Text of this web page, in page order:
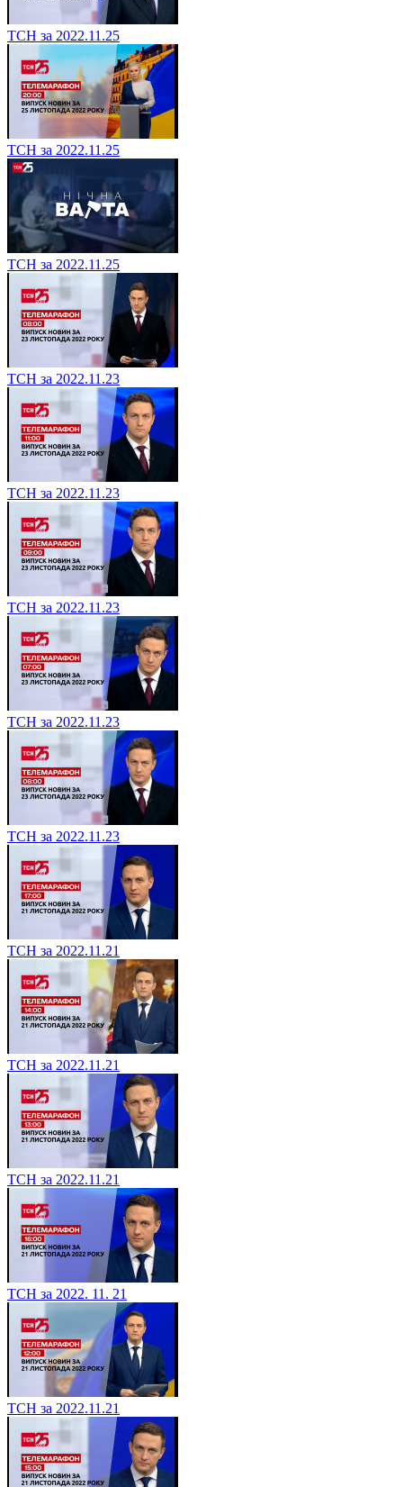
ТСН за 2022.11.25
ТСН за 2022.11.25
ТСН за 2022.11.25
ТСН за 2022.11.23
ТСН за 2022.11.23
ТСН за 2022.11.23
ТСН за 2022.11.23
ТСН за 2022.11.23
ТСН за 2022.11.21
ТСН за 2022.11.21
ТСН за 2022.11.21
ТСН за 2022. 11. 21
ТСН за 2022.11.21